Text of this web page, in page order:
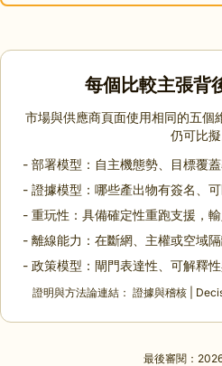
每個比較主張背
市場與供應商頁面使用相同的五個
仍可比擬
- 部署模型：自主機態勢、目標覆
- 證據模型：哪些產出物有簽名、
- 重玩性：具備確定性重跑支援，
- 離線能力：在斷網、主權或空域
- 政策模型：閘門表達性、可解釋
證明與方法論連結： 證據與稽核
最後審閱：